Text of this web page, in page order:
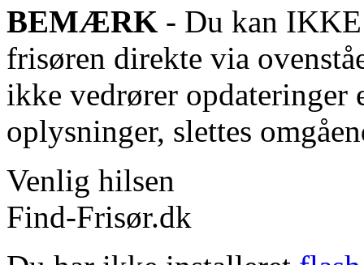
BEMÆRK - Du kan IKKE
frisøren direkte via
ikke vedrører opdateringer
oplysninger, slettes
Venlig hilsen
Find-Frisør.dk